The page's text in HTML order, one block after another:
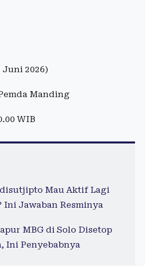
Juni 2026)
Manding
WIB
Mau Aktif Lagi
Ini Jawaban Resminya
MBG di Solo Disetop
Ini Penyebabnya